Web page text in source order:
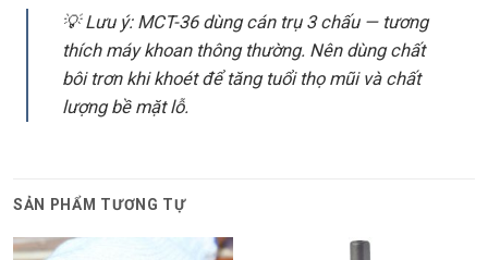
💡 Lưu ý: MCT-36 dùng cán trụ 3 chấu — tương
thích máy khoan thông thường. Nên dùng chất
bôi trơn khi khoét để tăng tuổi thọ mũi và chất
lượng bề mặt lỗ.
SẢN PHẨM TƯƠNG TỰ